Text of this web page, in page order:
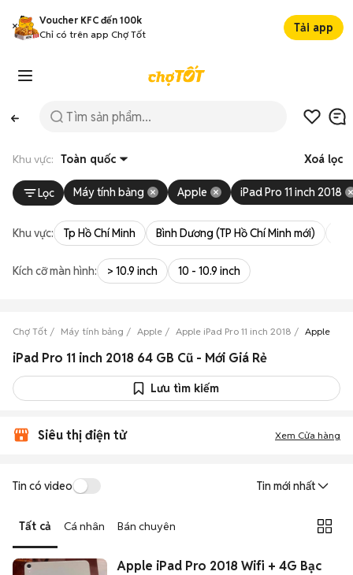
Voucher KFC đến 100k
Chỉ có trên app Chợ Tốt
Tải app
Khu vực: Toàn quốc Xoá lọc
Lọc Máy tính bảng Apple iPad Pro 11 inch 2018
Khu vực: Tp Hồ Chí Minh Bình Dương (TP Hồ Chí Minh mới)
Kích cỡ màn hình: > 10.9 inch 10 - 10.9 inch
Chợ Tốt Máy tính bảng Apple Apple iPad Pro 11 inch 2018 Apple iPad
iPad Pro 11 inch 2018 64 GB Cũ - Mới Giá Rẻ
Lưu tìm kiếm
Siêu thị điện tử Xem Cửa hàng
Tin có video Tin mới nhất
Tất cả Cá nhân Bán chuyên
Apple iPad Pro 2018 Wifi + 4G Bạc